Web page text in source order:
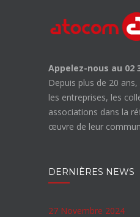
Appelez-nous au 02
Depuis plus de 20
les entreprises, les
associations dans la
œuvre de leur
DERNIÈRES NEWS
27 Novembre 2024